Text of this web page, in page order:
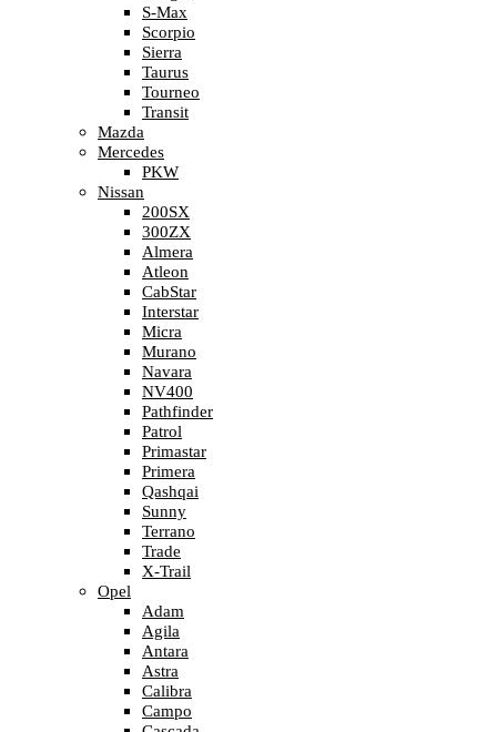
S-Max
Scorpio
Sierra
Taurus
Tourneo
Transit
Mazda
Mercedes
PKW
Nissan
200SX
300ZX
Almera
Atleon
CabStar
Interstar
Micra
Murano
Navara
NV400
Pathfinder
Patrol
Primastar
Primera
Qashqai
Sunny
Terrano
Trade
X-Trail
Opel
Adam
Agila
Antara
Astra
Calibra
Campo